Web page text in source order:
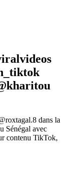
dans la
Sénégal avec
contenu TikTok,